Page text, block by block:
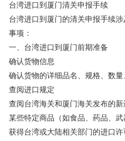
台湾进口到厦门清关申报手续
台湾进口到厦门的清关申报手续
事项：
一、台湾进口到厦门前期准备
确认货物信息
确认货物的详细品名、规格、数量
查阅进口规定
查阅台湾海关和厦门海关发布的
某些特定商品（如食品、药品、
获得台湾或大陆相关部门的进口许